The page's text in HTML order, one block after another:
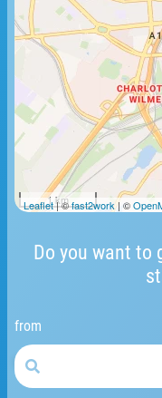
Do you want to
from
1 km
Leaflet| ©fast2work| ©